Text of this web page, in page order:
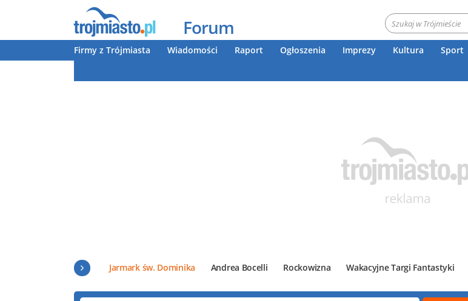
Forum
Firmy z Trójmiasta Wiadomości Raport Ogłoszenia Imprezy Kultura Sport
Jarmark św. Dominika Andrea Bocelli Rockowizna Wakacyjne Targi Fantastyki